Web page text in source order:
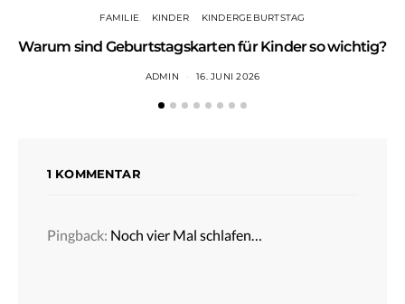
FAMILIE KINDER KINDERGEBURTSTAG
Warum sind Geburtstagskarten für Kinder so wichtig?
ADMIN 16. JUNI 2026
1 KOMMENTAR
Pingback: Noch vier Mal schlafen…